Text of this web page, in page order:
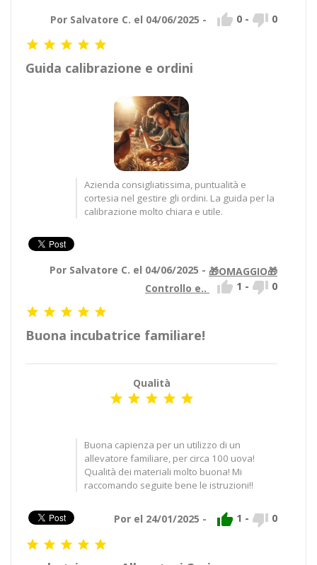
Por Salvatore C. el 04/06/2025 -  0 -  0
    
Guida calibrazione e ordini
Azienda consigliatissima, puntualità e
cortesia nel gestire gli ordini. La guida per la
calibrazione molto chiara e utile.
Por Salvatore C. el 04/06/2025 - 🎁OMAGGIO🎁
Controllo e..
 1 -  0
    
Buona incubatrice familiare!
Qualità
    
Buona capienza per un utilizzo di un
allevatore familiare, per circa 100 uova!
Qualità dei materiali molto buona! Mi
raccomando seguite bene le istruzioni!!
Por el 24/01/2025 -  1 -  0
    